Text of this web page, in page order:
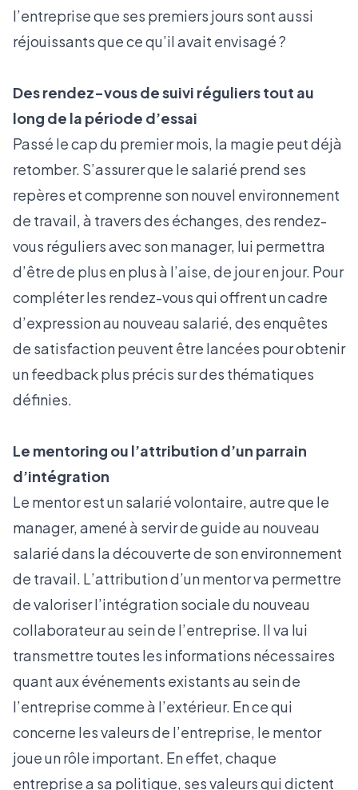
l’entreprise que ses premiers jours sont aussi
réjouissants que ce qu’il avait envisagé ?
Des rendez-vous de suivi réguliers tout au
long de la période d’essai
Passé le cap du premier mois, la magie peut déjà
retomber. S’assurer que le salarié prend ses
repères et comprenne son nouvel environnement
de travail, à travers des échanges, des rendez-
vous réguliers avec son manager, lui permettra
d’être de plus en plus à l’aise, de jour en jour. Pour
compléter les rendez-vous qui offrent un cadre
d’expression au nouveau salarié, des enquêtes
de satisfaction peuvent être lancées pour obtenir
un feedback plus précis sur des thématiques
définies.
Le mentoring ou l’attribution d’un parrain
d’intégration
Le mentor est un salarié volontaire, autre que le
manager, amené à servir de guide au nouveau
salarié dans la découverte de son environnement
de travail. L’attribution d’un mentor va permettre
de valoriser l’intégration sociale du nouveau
collaborateur au sein de l’entreprise. Il va lui
transmettre toutes les informations nécessaires
quant aux événements existants au sein de
l’entreprise comme à l’extérieur. En ce qui
concerne les valeurs de l’entreprise, le mentor
joue un rôle important. En effet, chaque
entreprise a sa politique, ses valeurs qui dictent